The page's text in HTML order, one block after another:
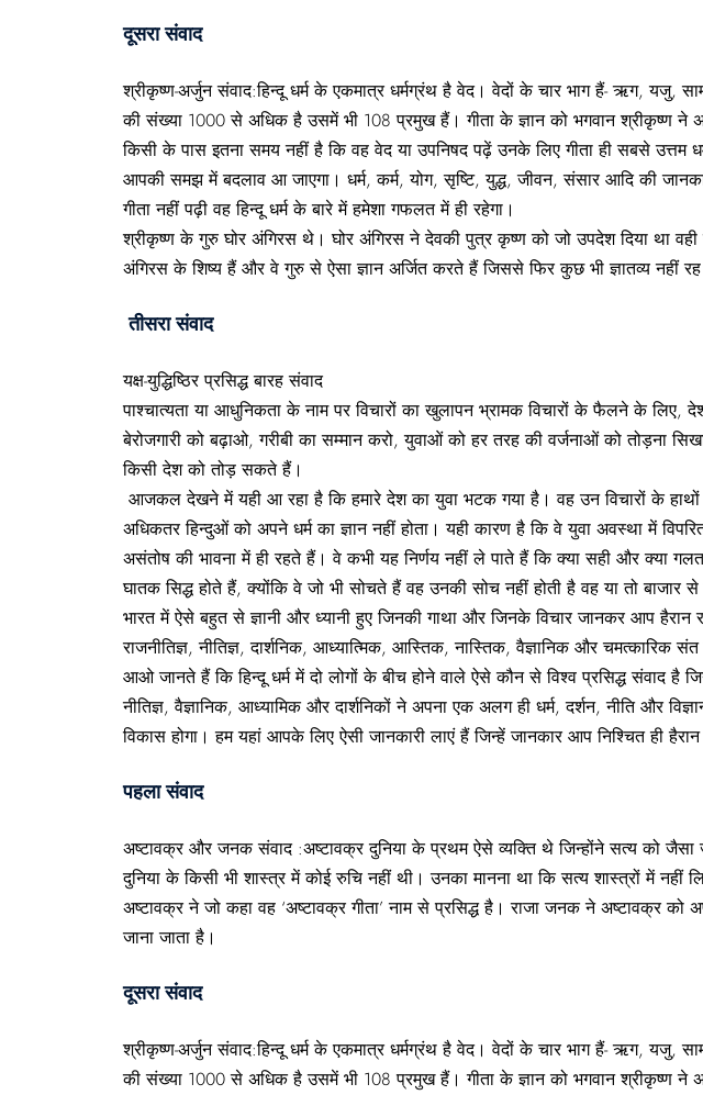
दूसरा संवाद
श्रीकृष्ण-अर्जुन संवाद:हिन्दू धर्म के एकमात्र धर्मग्रंथ है वेद। वेदों के चार भाग हैं- ऋग, यजु,
की संख्या 1000 से अधिक है उसमें भी 108 प्रमुख हैं। गीता के ज्ञान को भगवान श्रीकृष्ण ने
किसी के पास इतना समय नहीं है कि वह वेद या उपनिषद पढ़ें उनके लिए गीता ही सबसे उत्तम
आपकी समझ में बदलाव आ जाएगा। धर्म, कर्म, योग, सृष्टि, युद्ध, जीवन, संसार आदि की
गीता नहीं पढ़ी वह हिन्दू धर्म के बारे में हमेशा गफलत में ही रहेगा।
श्रीकृष्ण के गुरु घोर अंगिरस थे। घोर अंगिरस ने देवकी पुत्र कृष्ण को जो उपदेश दिया था
अंगिरस के शिष्य हैं और वे गुरु से ऐसा ज्ञान अर्जित करते हैं जिससे फिर कुछ भी ज्ञातव्य नहीं रह
तीसरा संवाद
यक्ष-युद्धिष्ठिर प्रसिद्ध बारह संवाद
पाश्चात्यता या आधुनिकता के नाम पर विचारों का खुलापन भ्रामक विचारों के फैलने के लिए,
बेरोजगारी को बढ़ाओ, गरीबी का सम्मान करो, युवाओं को हर तरह की वर्जनाओं को
किसी देश को तोड़ सकते हैं।
आजकल देखने में यही आ रहा है कि हमारे देश का युवा भटक गया है। वह उन विचारों के हाथों
अधिकतर हिन्दुओं को अपने धर्म का ज्ञान नहीं होता। यही कारण है कि वे युवा अवस्था में
असंतोष की भावना में ही रहते हैं। वे कभी यह निर्णय नहीं ले पाते हैं कि क्या सही और क्या
घातक सिद्ध होते हैं, क्योंकि वे जो भी सोचते हैं वह उनकी सोच नहीं होती है वह या तो बाजार
भारत में ऐसे बहुत से ज्ञानी और ध्यानी हुए जिनकी गाथा और जिनके विचार जानकर आप हैरान
राजनीतिज्ञ, नीतिज्ञ, दार्शनिक, आध्यात्मिक, आस्तिक, नास्तिक, वैज्ञानिक और चमत्कारिक
आओ जानते हैं कि हिन्दू धर्म में दो लोगों के बीच होने वाले ऐसे कौन से विश्‍व प्रसिद्ध संवाद है
नीतिज्ञ, वैज्ञानिक, आध्यामिक और दार्शनिकों ने अपना एक अलग ही धर्म, दर्शन, नीति और
विकास होगा। हम यहां आपके लिए ऐसी जानकारी लाएं हैं जिन्हें जानकार आप निश्‍चित ही
पहला संवाद
अष्टावक्र और जनक संवाद :अष्टावक्र दुनिया के प्रथम ऐसे व्यक्ति थे जिन्होंने सत्य को जैसा
दुनिया के किसी भी शास्त्र में कोई रुचि नहीं थी। उनका मानना था कि सत्य शास्त्रों में नहीं
अष्टावक्र ने जो कहा वह ‘अष्टावक्र गीता’ नाम से प्रसिद्ध है। राजा जनक ने अष्टावक्र
जाना जाता है।
दूसरा संवाद
श्रीकृष्ण-अर्जुन संवाद:हिन्दू धर्म के एकमात्र धर्मग्रंथ है वेद। वेदों के चार भाग हैं- ऋग, यजु,
की संख्या 1000 से अधिक है उसमें भी 108 प्रमुख हैं। गीता के ज्ञान को भगवान श्रीकृष्ण ने